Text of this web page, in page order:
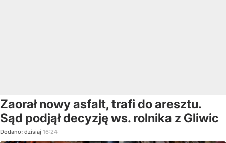
Zaorał nowy asfalt, trafi do aresztu.
Sąd podjął decyzję ws. rolnika z Gliwic
Dodano: dzisiaj 16:24